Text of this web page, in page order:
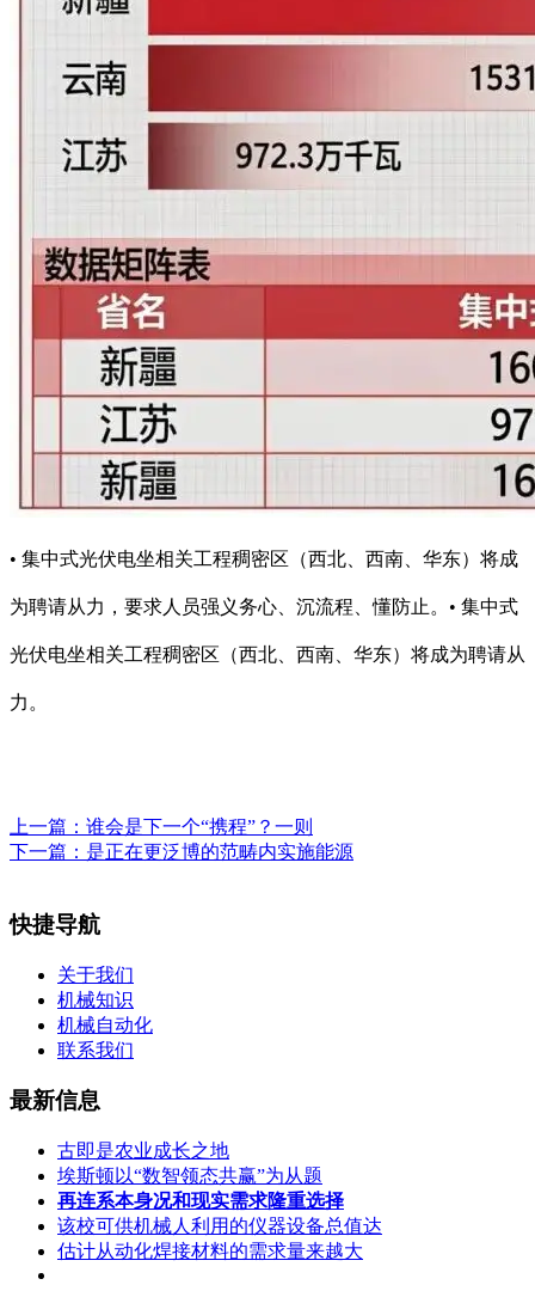
• 集中式光伏电坐相关工程稠密区（西北、西南、华东）将成
为聘请从力，要求人员强义务心、沉流程、懂防止。• 集中式
光伏电坐相关工程稠密区（西北、西南、华东）将成为聘请从
力。
上一篇： 谁会是下一个“携程”？一则
下一篇： 是正在更泛博的范畴内实施能源
快捷导航
关于我们
机械知识
机械自动化
联系我们
最新信息
古即是农业成长之地
埃斯顿以“数智领态共赢”为从题
再连系本身况和现实需求隆重选择
该校可供机械人利用的仪器设备总值达
估计从动化焊接材料的需求量来越大